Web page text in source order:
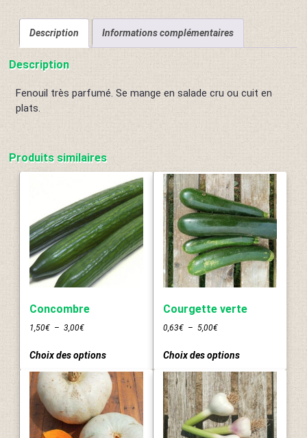
Description Informations complémentaires
Description
Fenouil très parfumé. Se mange en salade cru ou cuit en
plats.
Produits similaires
Concombre
1,50€ – 3,00€Plage
prix :
à
3,00€
Choix des optionsproduit
a
plusieurs
variations.
Les
options
Courgette verte
0,63€ – 5,00€Plage
prix :
à
5,00€
Choix des optionsproduit
a
plusieurs
variations.
Les
options